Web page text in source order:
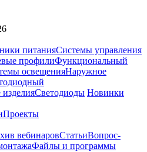
питанияСистемы управления
профилиФункциональный
освещенияНаружное
Светодиоды Новинки
Проекты
вебинаровСтатьиВопрос-
Файлы и программы